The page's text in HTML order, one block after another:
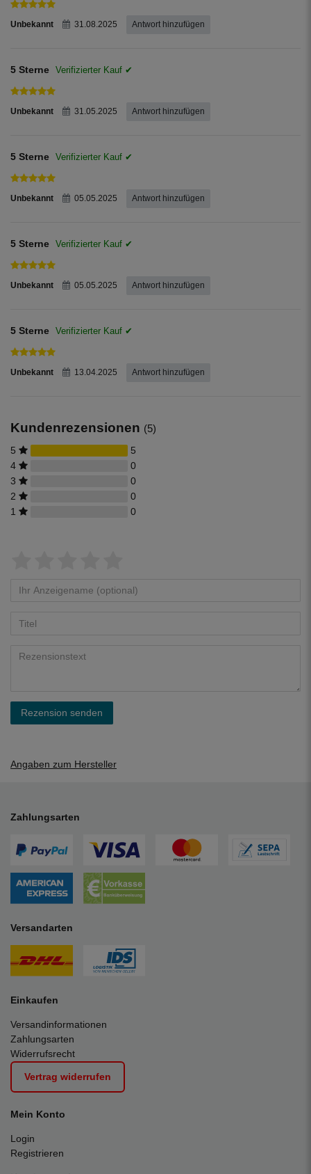
Kundenrezensionen (5)
5
5
4
0
3
0
2
0
1
0
Rezension senden
Unbekannt 31.08.2025 Antwort hinzufügen
5 Sterne
Unbekannt 31.05.2025 Antwort hinzufügen
5 Sterne
Unbekannt 05.05.2025 Antwort hinzufügen
5 Sterne
Unbekannt 05.05.2025 Antwort hinzufügen
5 Sterne
Unbekannt 13.04.2025 Antwort hinzufügen
Angaben zum Hersteller
Zahlungsarten
Versandarten
Einkaufen
Versandinformationen
Zahlungsarten
Widerrufsrecht
Vertrag widerrufen
Mein Konto
Login
Registrieren